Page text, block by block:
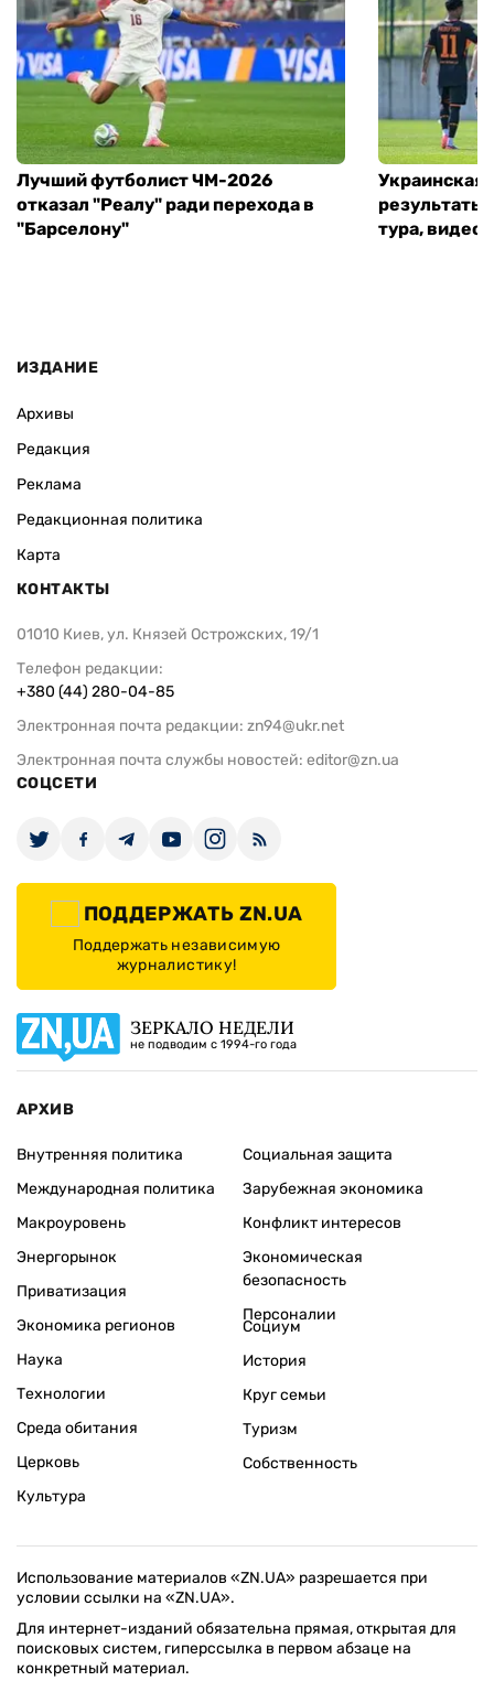
Лучший футболист ЧМ-2026
отказал "Реалу" ради перехода в
"Барселону"
Украинская
результаты
тура, видео
ИЗДАНИЕ
Архивы
Редакция
Реклама
Редакционная политика
Карта
КОНТАКТЫ
01010 Киев, ул. Князей Острожских, 19/1
Телефон редакции:
+380 (44) 280-04-85
Электронная почта редакции: zn94@ukr.net
Электронная почта службы новостей: editor@zn.ua
СОЦСЕТИ
ПОДДЕРЖАТЬ ZN.UA
Поддержать независимую
журналистику!
ЗЕРКАЛО НЕДЕЛИ
не подводим с 1994-го года
АРХИВ
Внутренняя политика
Международная политика
Макроуровень
Энергорынок
Приватизация
Экономика регионов
Социальная защита
Зарубежная экономика
Конфликт интересов
Экономическая
безопасность
Персоналии
Наука
Технологии
Среда обитания
Церковь
Культура
Социум
История
Круг семьи
Туризм
Собственность
Использование материалов «ZN.UA» разрешается при
условии ссылки на «ZN.UA».
Для интернет-изданий обязательна прямая, открытая для
поисковых систем, гиперссылка в первом абзаце на
конкретный материал.